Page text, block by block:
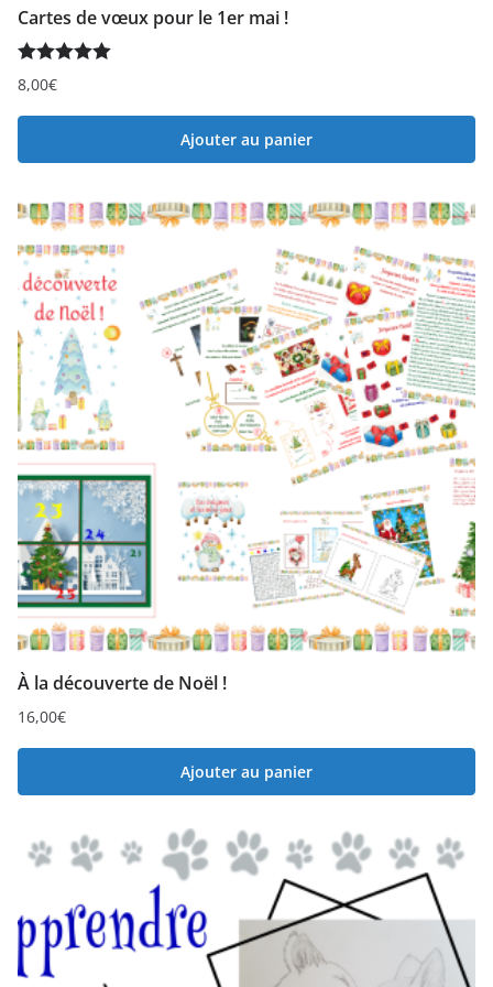
Cartes de vœux pour le 1er mai !
Note5.00
8,00€
Ajouter au panier
À la découverte de Noël !
16,00€
Ajouter au panier